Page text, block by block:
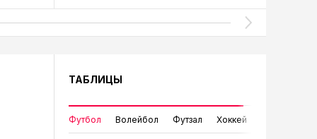
ТАБЛИЦЫ
Футбол Волейбол Футзал Хоккей